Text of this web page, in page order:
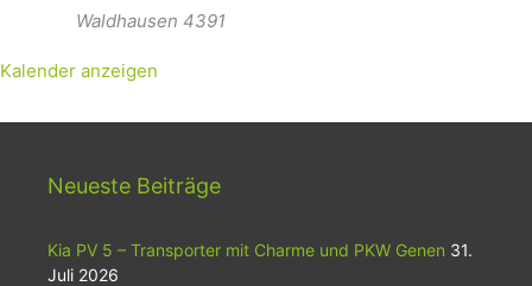
Waldhausen 4391
Kalender anzeigen
Neueste Beiträge
Kia PV 5 – Transporter mit Charme und PKW Genen 31.
Juli 2026